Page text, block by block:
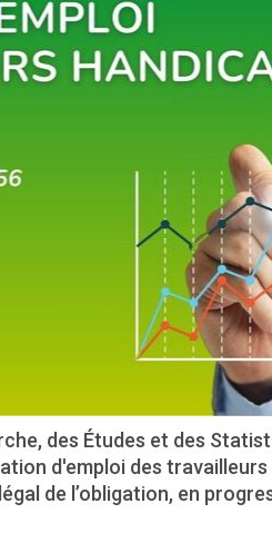
des Études et des
d'emploi des
de l’obligation, en